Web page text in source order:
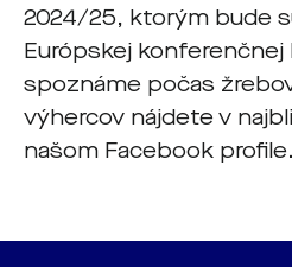
2024/25, ktorým bude
Európskej
spoznáme počas
výhercov nájdete v
našom Facebook profile.